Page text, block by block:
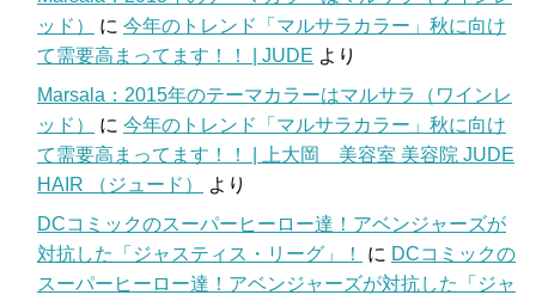
ッド）
に 今年のトレンド「マルサラカラー」秋に向け
て需要高まってます！！ | JUDE より
Marsala：2015年のテーマカラーはマルサラ（ワインレ
ッド）
に 今年のトレンド「マルサラカラー」秋に向け
て需要高まってます！！ | 上大岡 美容室 美容院 JUDE
HAIR （ジュード）
より
DCコミックのスーパーヒーロー達！アベンジャーズが
対抗した「ジャスティス・リーグ」！
に DCコミックの
スーパーヒーロー達！アベンジャーズが対抗した「ジャ